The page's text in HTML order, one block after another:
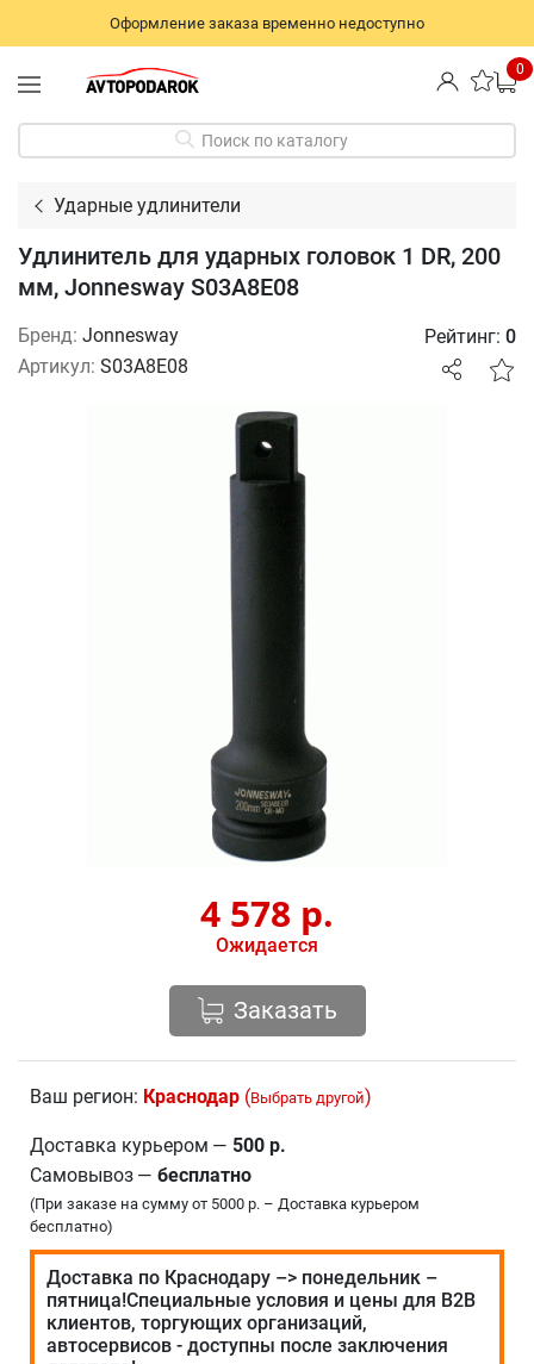
Оформление заказа временно недоступно
0
Поиск по каталогу
Ударные удлинители
Удлинитель для ударных головок 1 DR, 200
мм, Jonnesway S03A8E08
Бренд: Jonnesway
Артикул: S03A8E08
Рейтинг: 0
4 578 р.
Ожидается
Заказать
Ваш регион: Краснодар (Выбрать другой)
Доставка курьером — 500 р.
Самовывоз — бесплатно
(При заказе на сумму от 5000 р. – Доставка курьером
бесплатно)
Доставка по Краснодару –> понедельник –
пятница!Специальные условия и цены для В2В
клиентов, торгующих организаций,
автосервисов - доступны после заключения